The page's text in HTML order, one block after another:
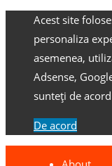
Acest site
personaliza
asemenea,
Adsense,
sunteți de
De acord